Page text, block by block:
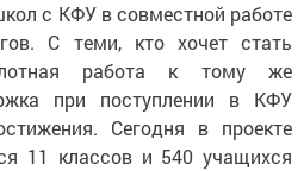
с КФУ в совместной работе
С теми, кто хочет стать
работа к тому же
при поступлении в КФУ
Сегодня в проекте
11 классов и 540 учащихся